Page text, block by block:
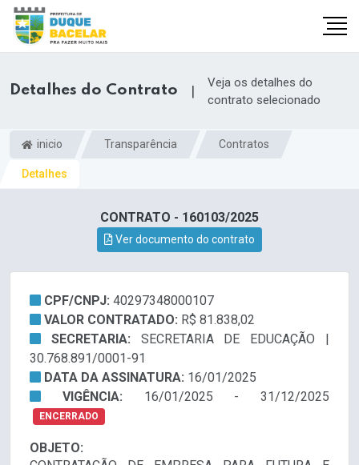
Detalhes do Contrato |
Veja os detalhes do
contrato selecionado
inicio Transparência Contratos
Detalhes
CONTRATO - 160103/2025
Ver documento do contrato
CPF/CNPJ: 40297348000107
VALOR CONTRATADO: R$ 81.838,02
SECRETARIA: SECRETARIA DE EDUCAÇÃO |
30.768.891/0001-91
DATA DA ASSINATURA: 16/01/2025
VIGÊNCIA: 16/01/2025 - 31/12/2025
ENCERRADO
OBJETO: